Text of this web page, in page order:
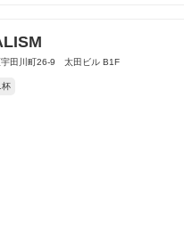
宇田川町26-9 太田ビル B1F
杯